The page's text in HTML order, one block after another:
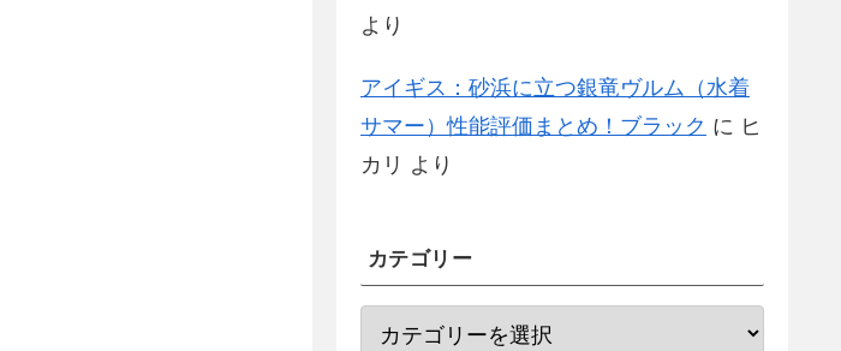
より
アイギス：砂浜に立つ銀竜ヴルム（水着
サマー）性能評価まとめ！ブラック に ヒ
カリ より
カテゴリー